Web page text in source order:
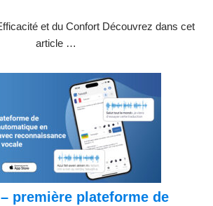
et du Confort Découvrez dans cet
article …
première plateforme de